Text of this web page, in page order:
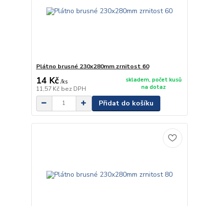
Plátno brusné 230x280mm zrnitost 60
14 Kč /ks
11,57 Kč bez DPH
skladem, počet kusů
na dotaz
Přidat do košíku